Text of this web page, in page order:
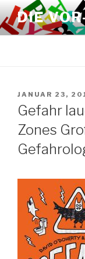
Zum
Inhalt
springen
DIE
AM
JANUAR 23,
Gefahr
Zones